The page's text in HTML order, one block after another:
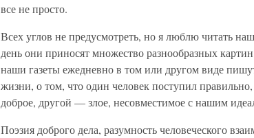
все не просто.
Всех углов не предусмотреть, но я люблю читать
день они приносят множество разнообразных
наши газеты ежедневно в том или другом виде
жизни, о том, что один человек поступил
доброе, другой — злое, несовместимое с нашим
Поэзия доброго дела, разумность человеческого